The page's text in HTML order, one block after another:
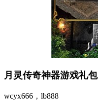
月灵传奇神器游戏礼包
wcyx666，lb888